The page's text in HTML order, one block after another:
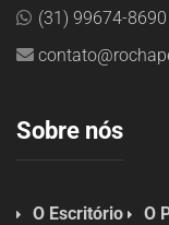
(31) 99674-8690
Sobre nós
O Escritório O